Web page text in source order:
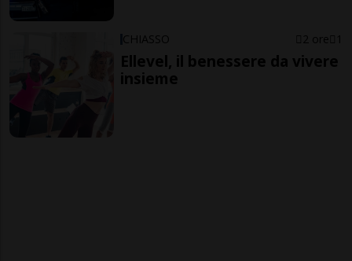
CHIASSO 2 ore 1
Ellevel, il benessere da vivere
insieme